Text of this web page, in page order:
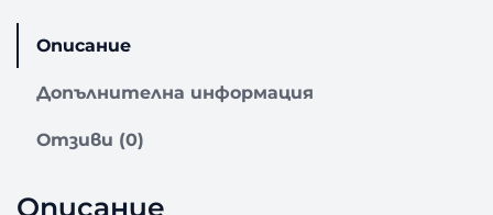
т
н
Описание
Допълнителна информация
Отзиви (0)
Описание